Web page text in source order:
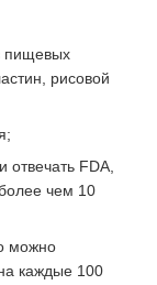
пищевых
рисовой
FDA,
чем 10
можно
каждые 100